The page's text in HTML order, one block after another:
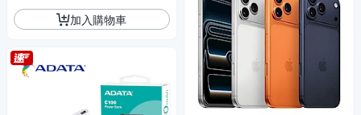
加入購物車